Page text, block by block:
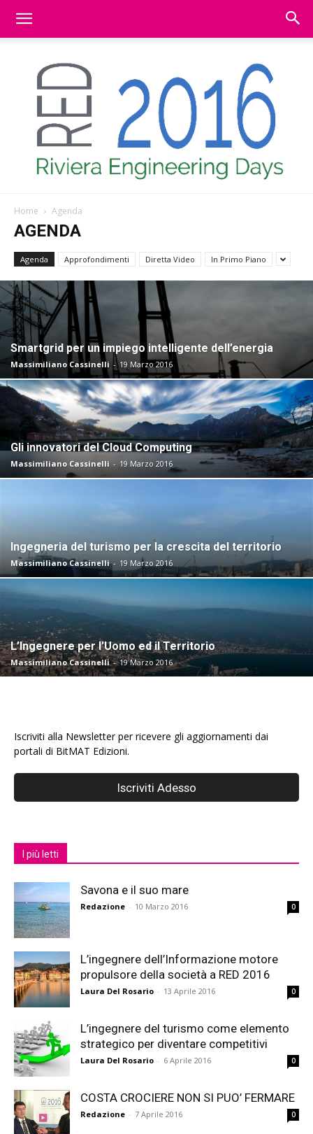
|
Riviera
Engineering
2016
Home Agenda
AGENDA
Agenda Approfondimenti Diretta Video In Primo Piano
Smartgrid per un impiego intelligente dell’energia
Massimiliano Cassinelli - 19 Marzo 2016
Gli innovatori del Cloud Computing
Massimiliano Cassinelli - 19 Marzo 2016
Ingegneria del turismo per la crescita del territorio
Massimiliano Cassinelli - 19 Marzo 2016
L’Ingegnere per l’Uomo ed il Territorio
Massimiliano Cassinelli - 19 Marzo 2016
Iscriviti alla Newsletter per ricevere gli aggiornamenti dai
portali di BitMAT Edizioni.
I più letti
Savona e il suo mare
Redazione - 10 Marzo 2016 0
L’ingegnere dell’Informazione motore
propulsore della società a RED 2016
Laura Del Rosario - 13 Aprile 2016 0
L’ingegnere del turismo come elemento
strategico per diventare competitivi
Laura Del Rosario - 6 Aprile 2016 0
COSTA CROCIERE NON SI PUO’ FERMARE
Redazione - 7 Aprile 2016 0